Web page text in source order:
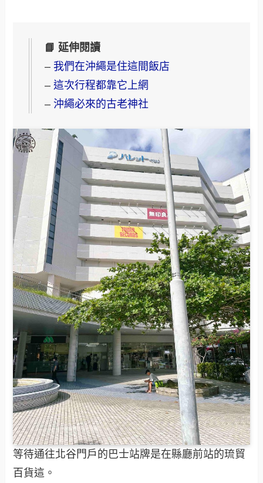
📘 延伸閱讀
– 我們在沖繩是住這間飯店
–這次行程都靠它上網
–沖繩必來的古老神社
等待通往北谷門戶的巴士站牌是在縣廳前站的琉貿
百貨這。